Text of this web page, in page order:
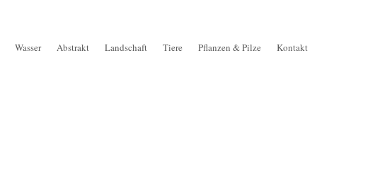
Wasser Abstrakt Landschaft Tiere Pflanzen & Pilze Kontakt